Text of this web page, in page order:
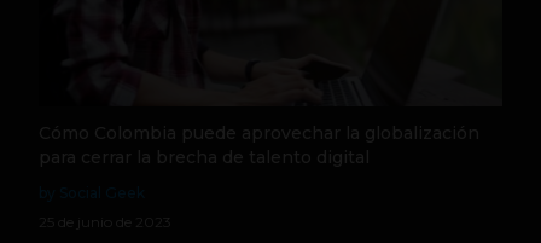
Cómo Colombia puede aprovechar la globalización
para cerrar la brecha de talento digital
25 de junio de 2023